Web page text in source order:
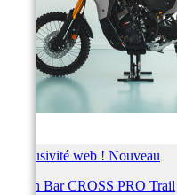
Exclusivité web ! Nouveau
Crash Bar CROSS PRO Trail